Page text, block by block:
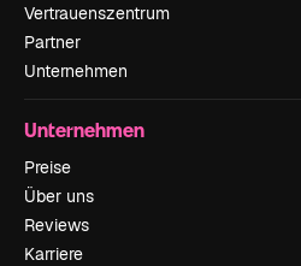
Vertrauenszentrum
Partner
Unternehmen
Unternehmen
Preise
Über uns
Reviews
Karriere